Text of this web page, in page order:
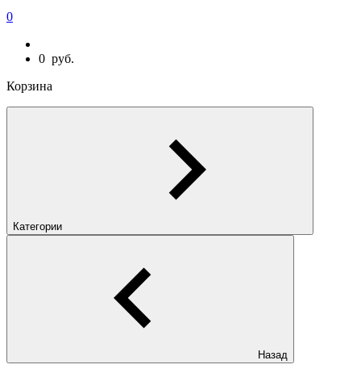
0
0 руб.
Корзина
Категории
Назад